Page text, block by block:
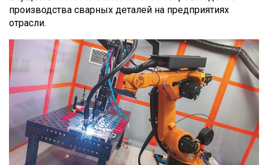
производства сварных деталей на предприятиях
отрасли.